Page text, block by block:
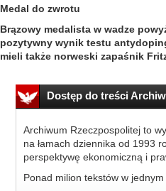
Medal do zwrotu
Brązowy medalista w wadze
pozytywny wynik testu
mieli także norweski zapaśnik
Dostęp do treści
Archiwum Rzeczpospolitej to
na łamach dziennika od 1993
perspektywę ekonomiczną i
Ponad milion tekstów w jednym